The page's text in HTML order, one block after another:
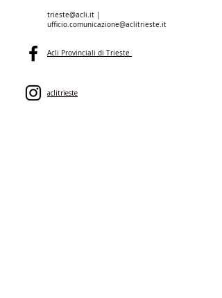
trieste@acli.it |
ufficio.comunicazione@aclitrieste.it
Acli Provinciali di Trieste
aclitrieste